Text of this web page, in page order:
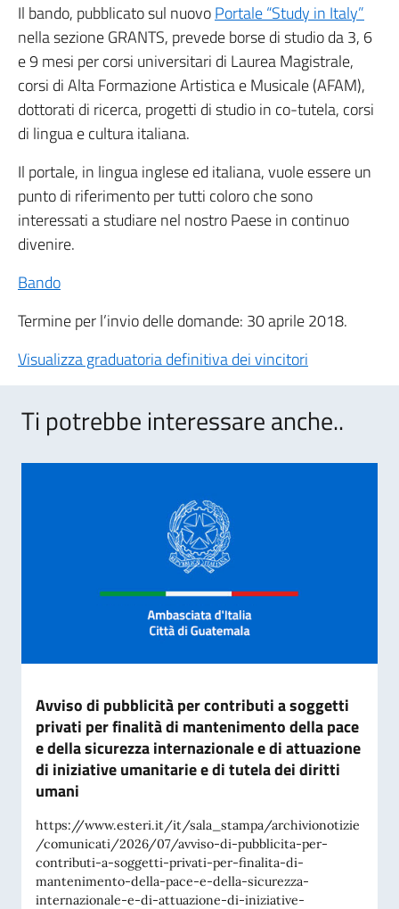
Il bando, pubblicato sul nuovoPortale “Study in Italy”
nella sezione GRANTS, prevede borse di studio da 3, 6
e 9 mesi per corsi universitari di Laurea Magistrale,
corsi di Alta Formazione Artistica e Musicale (AFAM),
dottorati di ricerca, progetti di studio in co-tutela, corsi
di lingua e cultura italiana.
Il portale, in lingua inglese ed italiana, vuole essere un
punto di riferimento per tutti coloro che sono
interessati a studiare nel nostro Paese in continuo
divenire.
Bando
Termine per l’invio delle domande: 30 aprile 2018.
Visualizza graduatoria definitiva dei vincitori
Ti potrebbe interessare anche..
Avviso di pubblicità per contributi a soggetti
privati per finalità di mantenimento della pace
e della sicurezza internazionale e di attuazione
di iniziative umanitarie e di tutela dei diritti
umani
https://www.esteri.it/it/sala_stampa/archivionotizie
/comunicati/2026/07/avviso-di-pubblicita-per-
contributi-a-soggetti-privati-per-finalita-di-
mantenimento-della-pace-e-della-sicurezza-
internazionale-e-di-attuazione-di-iniziative-